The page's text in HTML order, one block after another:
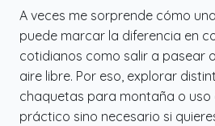
A veces me sorprende cómo
puede marcar la diferencia en
cotidianos como salir a pasear
aire libre. Por eso, explorar
chaquetas para montaña o uso
práctico sino necesario si